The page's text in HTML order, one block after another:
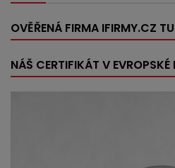
OVĚŘENÁ FIRMA IFIRMY.CZ
NÁŠ CERTIFIKÁT V